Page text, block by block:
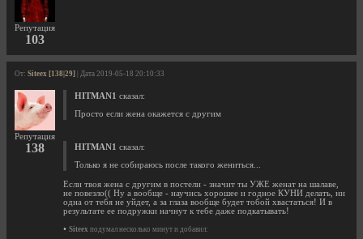
Репутация
103
От: Siteex [138|29] | Дата 2019-05-18 20:10:33
Репутация
138
HITMAN1 сказал:
Просто если жена окажется с другим
HITMAN1 сказал:
Только я не собираюсь после такого жениться...
Если твоя жена с другим в постели - значит ты УЖЕ женат на шалаве,
не повезло(( Ну а вообще - научись хорошее и годное КУНИ делать, ни
одна от тебя не уйдет, а за глаза вообще будет тобой хвастаться! И в
результате ее подружки начнут к тебе даже подкатывать!
• Siteex подумал несколько минут и добавил: